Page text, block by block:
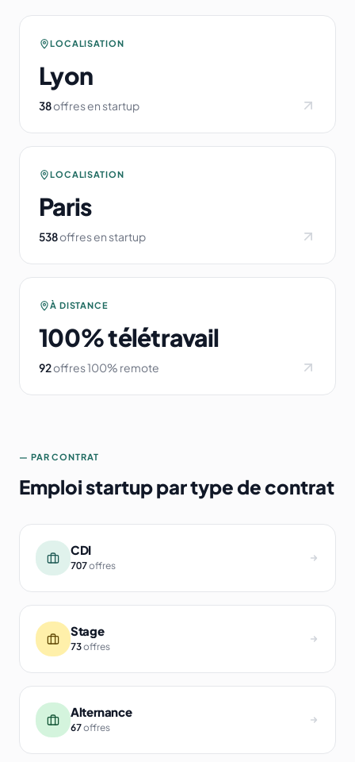
LOCALISATION
Lyon
38offres en startup
LOCALISATION
Paris
538offres en startup
À DISTANCE
100% télétravail
92offres 100% remote
— PAR CONTRAT
Emploi startup par type de contrat
CDI
707offres
Stage
73offres
Alternance
67offres